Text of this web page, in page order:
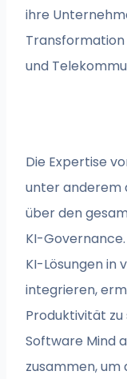
ihre
Transformation
und
Die Expertise
unter anderem
über den
KI-
KI-Lösungen in
integrieren,
Produktivität zu
Software Mind
zusammen,